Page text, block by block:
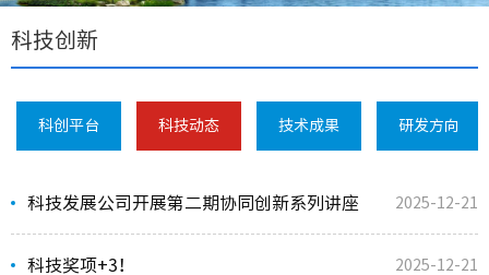
科技创新
科创平台 科技动态 技术成果 研发方向
科技发展公司开展第二期协同创新系列讲座 2025-12-21
科技奖项+3！ 2025-12-21